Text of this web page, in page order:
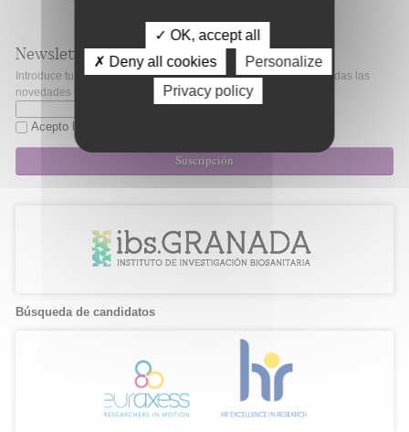
Newsletter
Introduce tu correo electrónico si quieres mantenerte al día de todas las
novedades de Fibao.
Acepto la
Suscripción
Búsqueda de candidatos
✓ OK, accept all
✗ Deny all cookies
Personalize
Privacy policy